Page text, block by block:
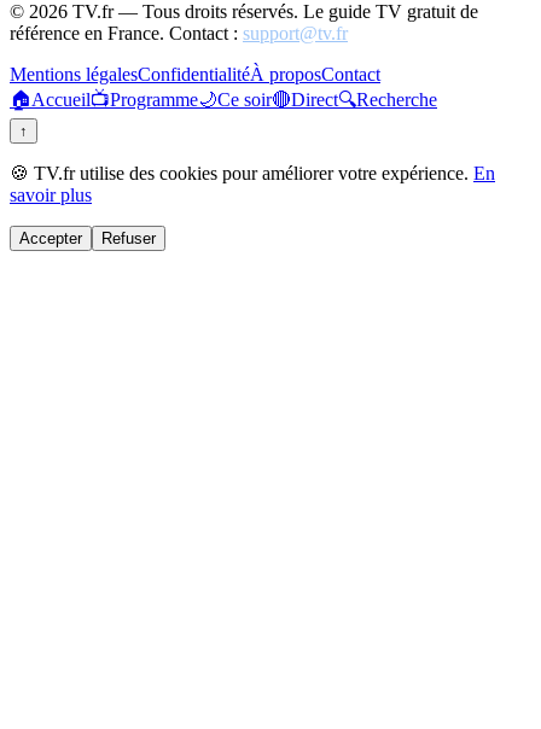
© 2026 TV.fr — Tous droits réservés. Le guide TV gratuit de
référence en France. Contact : support@tv.fr
Mentions légalesConfidentialitéÀ proposContact
🏠Accueil📺Programme🌙Ce soir🔴Direct🔍Recherche
↑
🍪 TV.fr utilise des cookies pour améliorer votre expérience. En
savoir plus
Accepter Refuser